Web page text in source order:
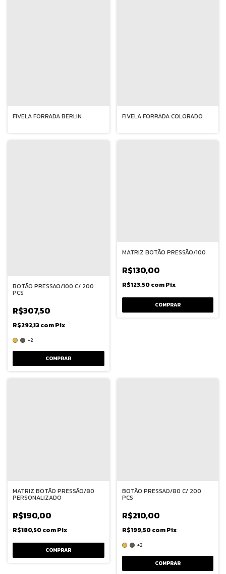
FIVELA FORRADA BERLIN FIVELA FORRADA COLORADO
BOTÃO PRESSAO/100 C/ 200
PCS
R$307,50
R$292,13comPix
+2
COMPRAR
MATRIZ BOTÃO PRESSÃO/100
R$130,00
R$123,50comPix
MATRIZ BOTÃO PRESSÃO/80
PERSONALIZADO
R$190,00
R$180,50comPix
BOTÃO PRESSAO/80 C/ 200
PCS
R$210,00
R$199,50comPix
+2
COMPRAR